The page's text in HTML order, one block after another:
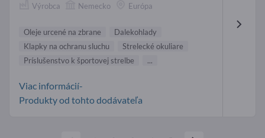
Výrobca Nemecko Európa
Oleje urcené na zbrane
Dalekohlady
Klapky na ochranu sluchu
Strelecké okuliare
Príslušenstvo k športovej strelbe
...
Viac informácií-
Produkty od tohto dodávateľa